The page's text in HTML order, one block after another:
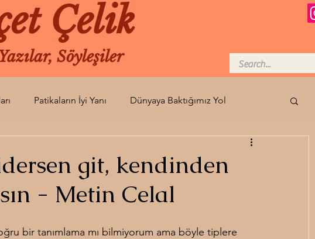
Çelik
Söyleşiler
Patikaların İyi Yanı Dünyaya Baktığımız Yol
Gün Ortasında Arzu
Diken Ucu Kaldığımız Yer
git, kendinden
- Metin Celal
bir tanımlama mı bilmiyorum ama böyle tiplere